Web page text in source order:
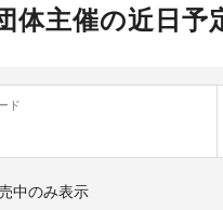
体主催の近日予
ド
中のみ表示